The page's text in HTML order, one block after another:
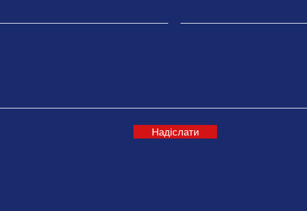
Надіслати